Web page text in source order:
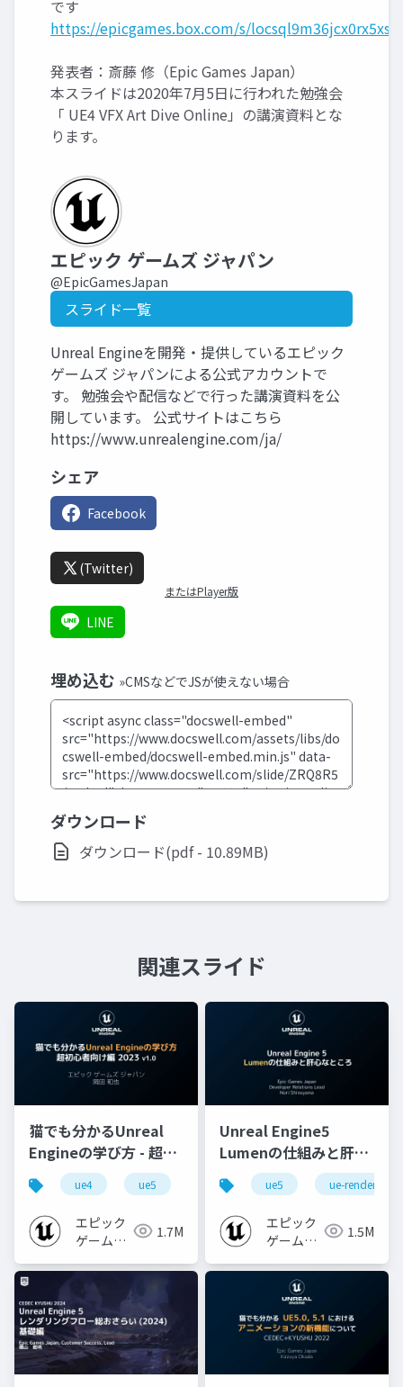
です
https://epicgames.box.com/s/
発表者：斎藤 修（Epic Games Japan）
本スライドは2020年7月5日に行われた勉強会
「 UE4 VFX Art Dive Online」の講演資料とな
ります。
エピック ゲームズ ジャパン
@EpicGamesJapan
スライド一覧
Unreal Engineを開発・提供しているエピック
ゲームズ ジャパンによる公式アカウントで
す。 勉強会や配信などで行った講演資料を公
開しています。 公式サイトはこちら
https://www.unrealengine.com/ja/
シェア
Facebook
(Twitter)
またはPlayer版
LINE
埋め込む »CMSなどでJSが使えない場合
ダウンロード
ダウンロード(pdf - 10.89MB)
関連スライド
猫でも分かるUnreal
Engineの学び方 - 超初
心者向け編 - 2023 v1.0
ue4 ue5 ue-beginner
エピック
ゲームズ
1.7M
Unreal Engine5
Lumenの仕組みと肝心
なところ
ue5 ue-rendering
エピック
ゲームズ
1.5M